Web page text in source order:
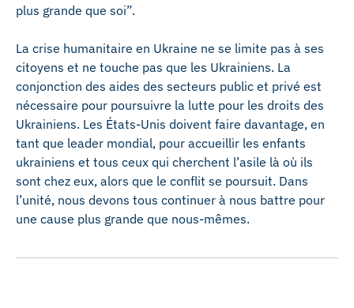
plus grande que soi”.
La crise humanitaire en Ukraine ne se limite pas à ses
citoyens et ne touche pas que les Ukrainiens. La
conjonction des aides des secteurs public et privé est
nécessaire pour poursuivre la lutte pour les droits des
Ukrainiens. Les États-Unis doivent faire davantage, en
tant que leader mondial, pour accueillir les enfants
ukrainiens et tous ceux qui cherchent l’asile là où ils
sont chez eux, alors que le conflit se poursuit. Dans
l’unité, nous devons tous continuer à nous battre pour
une cause plus grande que nous-mêmes.